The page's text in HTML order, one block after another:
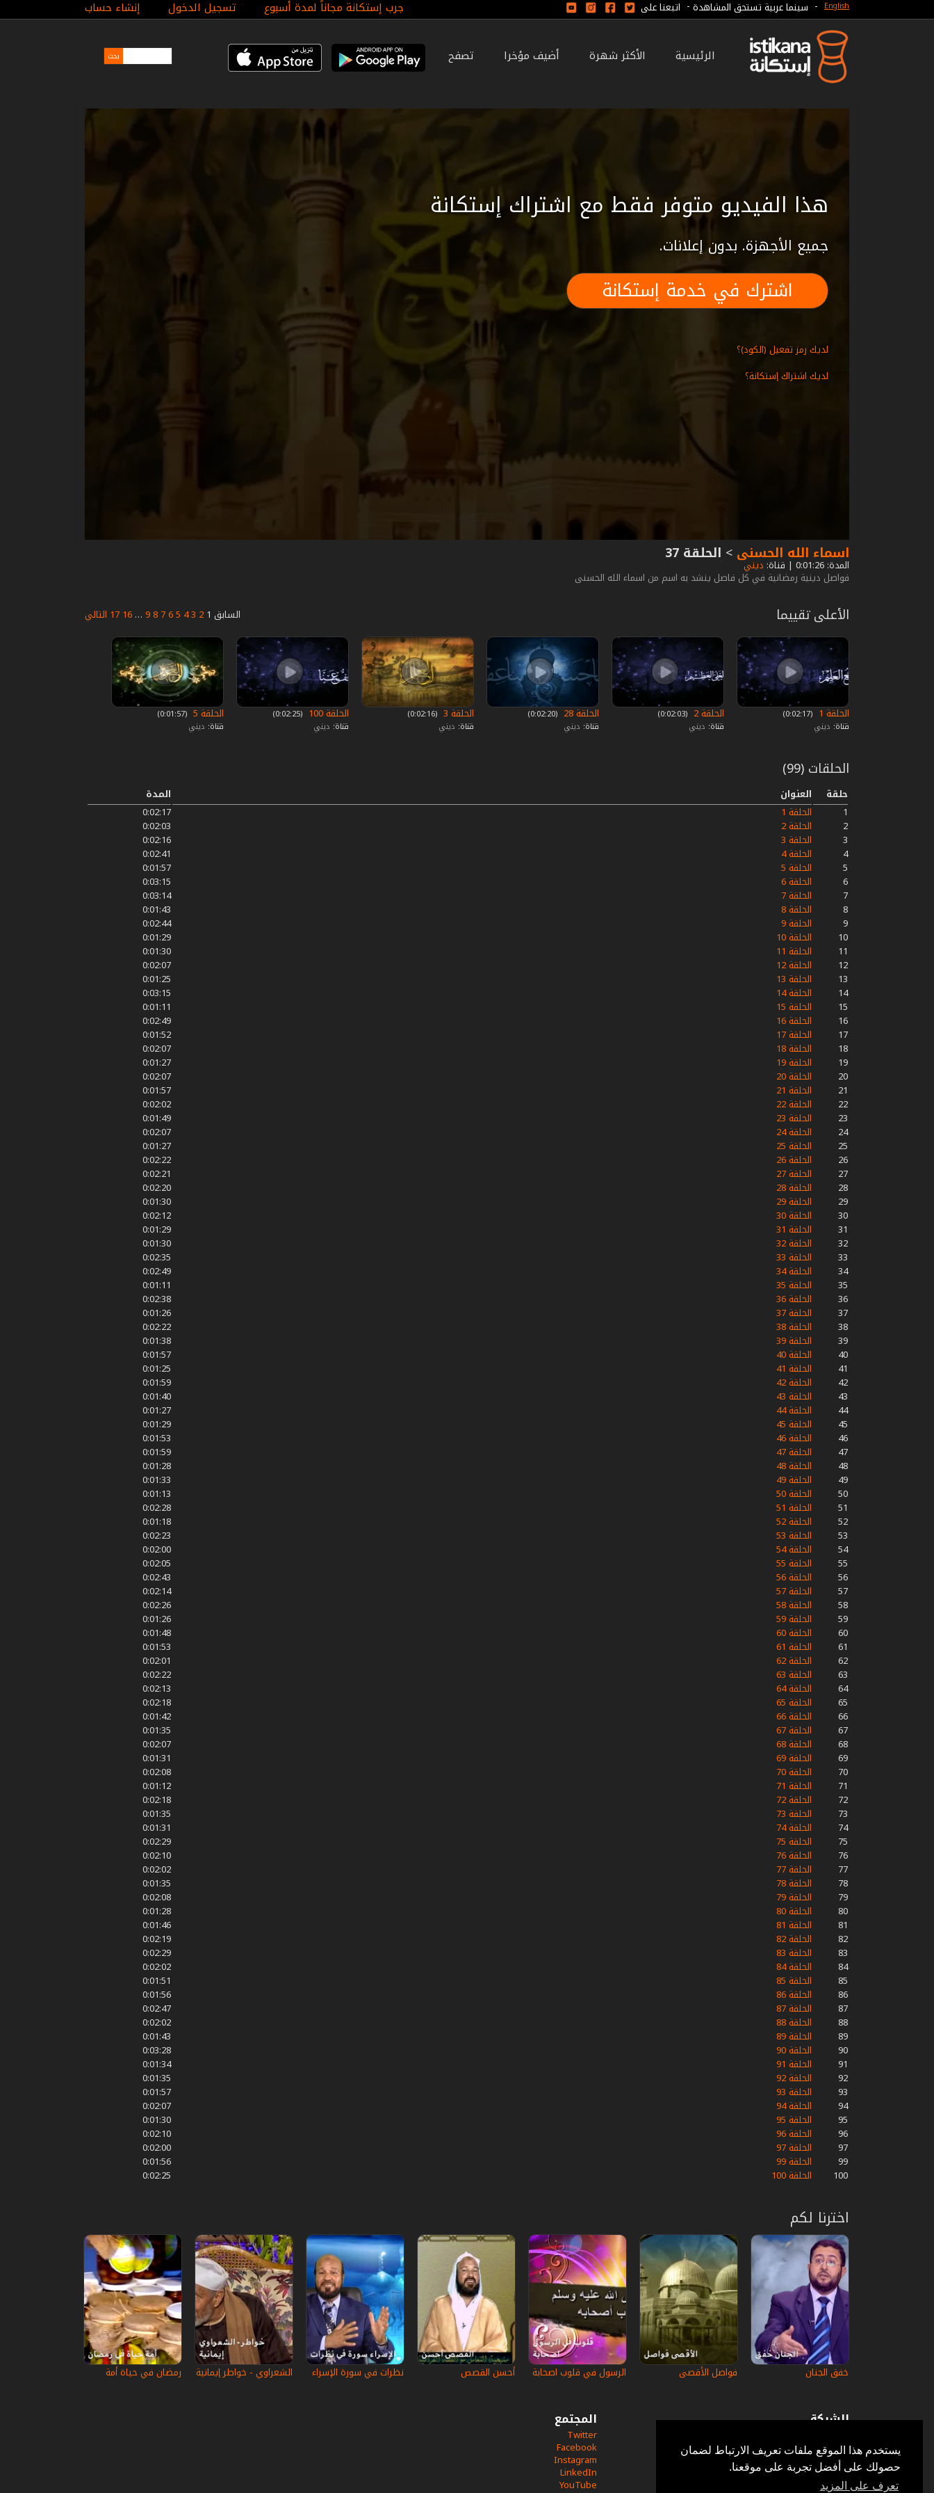
يستخدم هذا الموقع ملفات تعريف الارتباط لضمان
حصولك على أفضل تجربة على موقعنا.
تعرف على المزيد
جرب إستكانة مجاناً لمدة أسبوع تسجيل الدخول إنشاء حساب English
- سينما عربية تستحق المشاهدة - اتبعنا على
الرئيسية الأكثر شهرة أضيف مؤخرا تصفح
هذا الفيديو متوفر فقط مع اشتراك إستكانة
جميع الأجهزة. بدون إعلانات.
اشترك في خدمة إستكانة
لديك رمز تفعيل (الكود)؟
لديك اشتراك إستكانة؟
اسماء الله الحسنى > الحلقة 37
المدة: 0:01:26 | قناة: ديني
فواصل دينية رمضانية في كل فاصل ينشد به اسم من اسماء الله الحسنى
السابق 1
2
3
4
5
6
7
8
9
…
16
17 التالي الأعلى تقييما
الحلقة 1
‏ (0:02:17)
قناة: ديني
الحلقة 2
‏ (0:02:03)
قناة: ديني
الحلقة 28
‏ (0:02:20)
قناة: ديني
الحلقة 3
‏ (0:02:16)
قناة: ديني
الحلقة 100
‏ (0:02:25)
قناة: ديني
الحلقة 5
‏ (0:01:57)
قناة: ديني
الحلقات (99)
حلقة العنوان
المدة
1
الحلقة 1
0:02:17
2
الحلقة 2
0:02:03
3
الحلقة 3
0:02:16
4
الحلقة 4
0:02:41
5
الحلقة 5
0:01:57
6
الحلقة 6
0:03:15
7
الحلقة 7
0:03:14
8
الحلقة 8
0:01:43
9
الحلقة 9
0:02:44
10
الحلقة 10
0:01:29
11
الحلقة 11
0:01:30
12
الحلقة 12
0:02:07
13
الحلقة 13
0:01:25
14
الحلقة 14
0:03:15
15
الحلقة 15
0:01:11
16
الحلقة 16
0:02:49
17
الحلقة 17
0:01:52
18
الحلقة 18
0:02:07
19
الحلقة 19
0:01:27
20
الحلقة 20
0:02:07
21
الحلقة 21
0:01:57
22
الحلقة 22
0:02:02
23
الحلقة 23
0:01:49
24
الحلقة 24
0:02:07
25
الحلقة 25
0:01:27
26
الحلقة 26
0:02:22
27
الحلقة 27
0:02:21
28
الحلقة 28
0:02:20
29
الحلقة 29
0:01:30
30
الحلقة 30
0:02:12
31
الحلقة 31
0:01:29
32
الحلقة 32
0:01:30
33
الحلقة 33
0:02:35
34
الحلقة 34
0:02:49
35
الحلقة 35
0:01:11
36
الحلقة 36
0:02:38
37
الحلقة 37
0:01:26
38
الحلقة 38
0:02:22
39
الحلقة 39
0:01:38
40
الحلقة 40
0:01:57
41
الحلقة 41
0:01:25
42
الحلقة 42
0:01:59
43
الحلقة 43
0:01:40
44
الحلقة 44
0:01:27
45
الحلقة 45
0:01:29
46
الحلقة 46
0:01:53
47
الحلقة 47
0:01:59
48
الحلقة 48
0:01:28
49
الحلقة 49
0:01:33
50
الحلقة 50
0:01:13
51
الحلقة 51
0:02:28
52
الحلقة 52
0:01:18
53
الحلقة 53
0:02:23
54
الحلقة 54
0:02:00
55
الحلقة 55
0:02:05
56
الحلقة 56
0:02:43
57
الحلقة 57
0:02:14
58
الحلقة 58
0:02:26
59
الحلقة 59
0:01:26
60
الحلقة 60
0:01:48
61
الحلقة 61
0:01:53
62
الحلقة 62
0:02:01
63
الحلقة 63
0:02:22
64
الحلقة 64
0:02:13
65
الحلقة 65
0:02:18
66
الحلقة 66
0:01:42
67
الحلقة 67
0:01:35
68
الحلقة 68
0:02:07
69
الحلقة 69
0:01:31
70
الحلقة 70
0:02:08
71
الحلقة 71
0:01:12
72
الحلقة 72
0:02:18
73
الحلقة 73
0:01:35
74
الحلقة 74
0:01:31
75
الحلقة 75
0:02:29
76
الحلقة 76
0:02:10
77
الحلقة 77
0:02:02
78
الحلقة 78
0:01:35
79
الحلقة 79
0:02:08
80
الحلقة 80
0:01:28
81
الحلقة 81
0:01:46
82
الحلقة 82
0:02:19
83
الحلقة 83
0:02:29
84
الحلقة 84
0:02:02
85
الحلقة 85
0:01:51
86
الحلقة 86
0:01:56
87
الحلقة 87
0:02:47
88
الحلقة 88
0:02:02
89
الحلقة 89
0:01:43
90
الحلقة 90
0:03:28
91
الحلقة 91
0:01:34
92
الحلقة 92
0:01:35
93
الحلقة 93
0:01:57
94
الحلقة 94
0:02:07
95
الحلقة 95
0:01:30
96
الحلقة 96
0:02:10
97
الحلقة 97
0:02:00
99
الحلقة 99
0:01:56
100
الحلقة 100 0:02:25
اخترنا لكم
خفق الجنان فواصل الأقصى الرسول في قلوب اصحابة أحسن القصص نظرات في سورة الإسراء الشعراوي - خواطر إيمانية رمضان في حياة أمة
الشركة
أسئلة وأجوبة
في الإعلام
خدمة الزبائن
إتصل بنا
المجتمع
Twitter
Facebook
Instagram
LinkedIn
YouTube